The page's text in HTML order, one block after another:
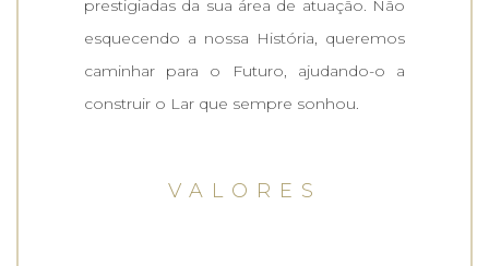
prestigiadas da sua área de atuação. Não
esquecendo a nossa História, queremos
caminhar para o Futuro, ajudando-o a
construir o Lar que sempre sonhou.
VALORES